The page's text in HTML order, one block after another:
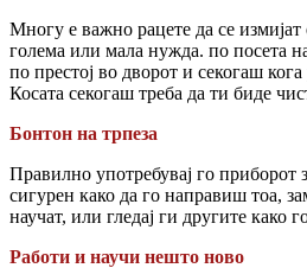
Многу е важно рацете да се
голема или мала нужда. по посета
по престој во дворот и секогаш
Косата секогаш треба да ти биде
Бонтон на трпеза
Правилно употребувај го приборот
сигурен како да го направиш тоа,
научат, или гледај ги другите како
Работи и научи нешто ново